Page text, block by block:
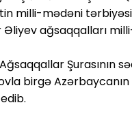
milli-mədəni
ağsaqqalları
Şurasının
birgə Azərbaycanın